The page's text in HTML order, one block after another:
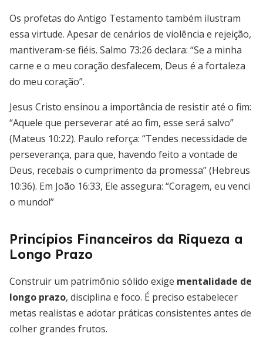
Os profetas do Antigo Testamento também ilustram
essa virtude. Apesar de cenários de violência e rejeição,
mantiveram-se fiéis. Salmo 73:26 declara: “Se a minha
carne e o meu coração desfalecem, Deus é a fortaleza
do meu coração”.
Jesus Cristo ensinou a importância de resistir até o fim:
“Aquele que perseverar até ao fim, esse será salvo”
(Mateus 10:22). Paulo reforça: “Tendes necessidade de
perseverança, para que, havendo feito a vontade de
Deus, recebais o cumprimento da promessa” (Hebreus
10:36). Em João 16:33, Ele assegura: “Coragem, eu venci
o mundo!”
Princípios Financeiros da Riqueza a
Longo Prazo
Construir um patrimônio sólido exige mentalidade de
longo prazo, disciplina e foco. É preciso estabelecer
metas realistas e adotar práticas consistentes antes de
colher grandes frutos.